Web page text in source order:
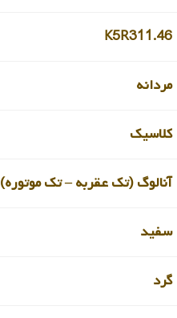
K5R311.‎46
مردانه
کلاسیک
آنالوگ (تک عقربه – تک موتوره)
سفید
گرد